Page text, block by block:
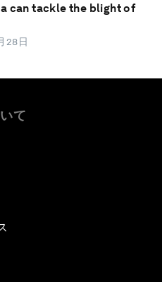
can tackle the blight of
28日
て